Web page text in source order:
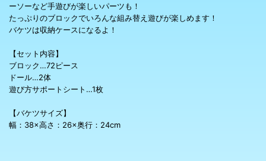
ーソーなど手遊びが楽しいパーツも！
たっぷりのブロックでいろんな組み替え遊びが楽しめます！
バケツは収納ケースになるよ！
【セット内容】
ブロック…72ピース
ドール…2体
遊び方サポートシート…1枚
【バケツサイズ】
幅：38×高さ：26×奥行：24cm